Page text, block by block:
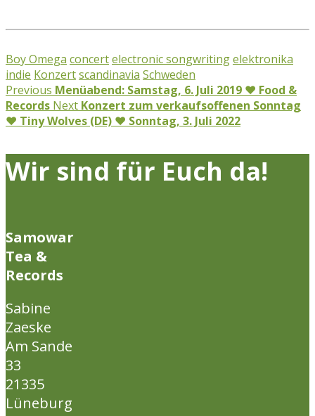
Boy Omega concertelectronic songwritingelektronika
indie Konzertscandinavia Schweden
Previous Menüabend: Samstag, 6. Juli 2019 ♥ Food &
Records Next Konzert zum verkaufsoffenen Sonntag
♥ Tiny Wolves (DE) ♥ Sonntag, 3. Juli 2022
Wir sind für Euch da!
Samowar
Tea &
Records
Sabine
Zaeske
Am Sande
33
21335
Lüneburg